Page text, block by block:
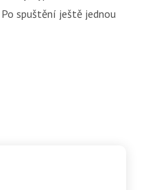
spuštění ještě jednou